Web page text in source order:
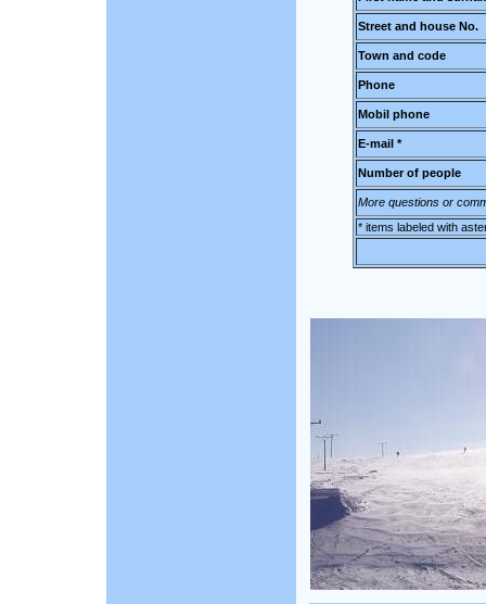
Street and house No.
Town and code
Phone
Mobil phone
E-mail *
Number of people
More questions or
* items labeled with